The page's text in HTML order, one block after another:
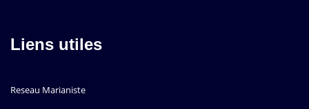
Liens utiles
Reseau Marianiste